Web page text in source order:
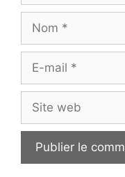
Nom
Site
web